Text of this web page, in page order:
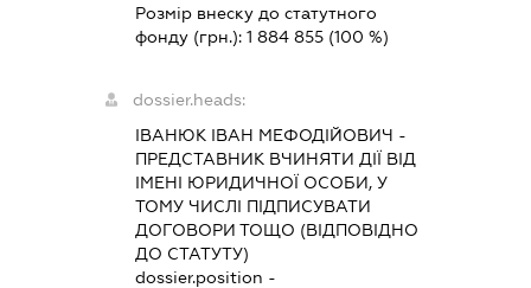
Розмір внеску до статутного
фонду (грн.): 1 884 855(100 %)
dossier.heads:
ІВАНЮК ІВАН МЕФОДІЙОВИЧ -
ПРЕДСТАВНИК ВЧИНЯТИ ДІЇ ВІД
ІМЕНІ ЮРИДИЧНОЇ ОСОБИ, У
ТОМУ ЧИСЛІ ПІДПИСУВАТИ
ДОГОВОРИ ТОЩО (ВІДПОВІДНО
ДО СТАТУТУ)
dossier.position -